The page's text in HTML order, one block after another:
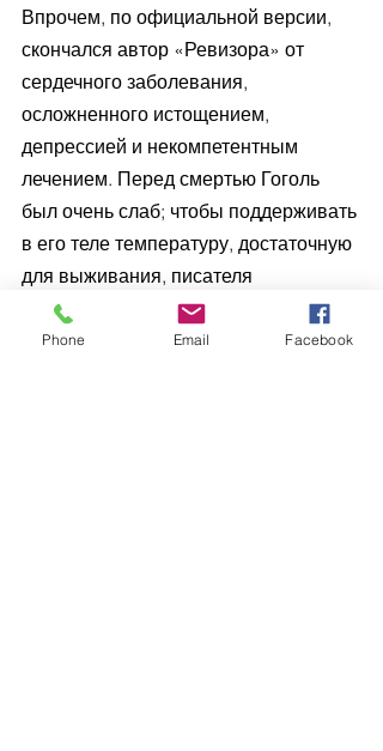
Впрочем, по официальной версии,
скончался автор «Ревизора» от
сердечного заболевания,
осложненного истощением,
депрессией и некомпетентным
лечением. Перед смертью Гоголь
был очень слаб; чтобы поддерживать
в его теле температуру, достаточную
для выживания, писателя
обкладывали горячими хлебными
буханками.
Phone Email Facebook